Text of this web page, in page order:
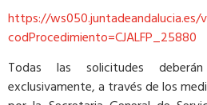
https://ws050.juntadeandalucia.es/
codProcedimiento=CJALFP_25880
Todas las solicitudes
exclusivamente, a través de los